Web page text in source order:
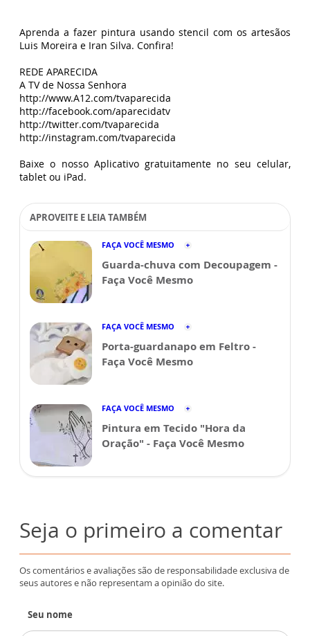
Aprenda a fazer pintura usando stencil com os artesãos
Luis Moreira e Iran Silva. Confira!
REDE APARECIDA
A TV de Nossa Senhora
http://www.A12.com/tvaparecida
http://facebook.com/aparecidatv
http://twitter.com/tvaparecida
http://instagram.com/tvaparecida
Baixe o nosso Aplicativo gratuitamente no seu celular,
tablet ou iPad.
APROVEITE E LEIA TAMBÉM
FAÇA VOCÊ MESMO
Guarda-chuva com Decoupagem -
Faça Você Mesmo
FAÇA VOCÊ MESMO
Porta-guardanapo em Feltro -
Faça Você Mesmo
FAÇA VOCÊ MESMO
Pintura em Tecido "Hora da
Oração" - Faça Você Mesmo
Seja o primeiro a comentar
Os comentários e avaliações são de responsabilidade exclusiva de
seus autores e não representam a opinião do site.
Seu nome